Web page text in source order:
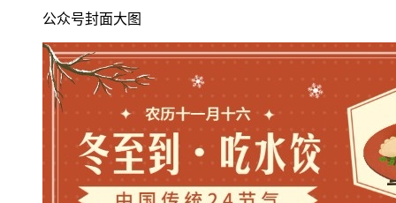
公众号封面大图